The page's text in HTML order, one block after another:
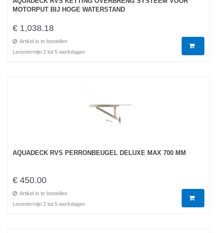
MOTORPUT BIJ HOGE WATERSTAND
€ 1,038.18
Artikel is te bestellen
Levertermijn 2 tot 5 werkdagen
AQUADECK RVS PERRONBEUGEL DELUXE MAX 700 MM
€ 450.00
Artikel is te bestellen
Levertermijn 2 tot 5 werkdagen